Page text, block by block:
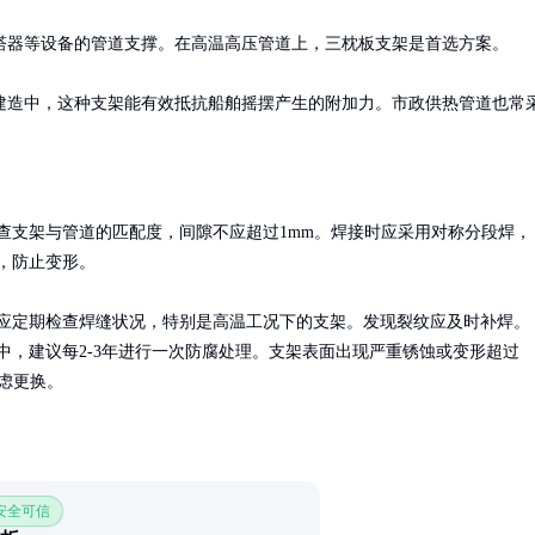
等设备的管道支撑。在高温高压管道上，三枕板支架是首选方案。
中，这种支架能有效抵抗船舶摇摆产生的附加力。市政供热管道也常
支架与管道的匹配度，间隙不应超过1mm。焊接时应采用对称分段焊，
防止变形。
定期检查焊缝状况，特别是高温工况下的支架。发现裂纹应及时补焊。
，建议每2-3年进行一次防腐处理。支架表面出现严重锈蚀或变形超过
更换。
全可信